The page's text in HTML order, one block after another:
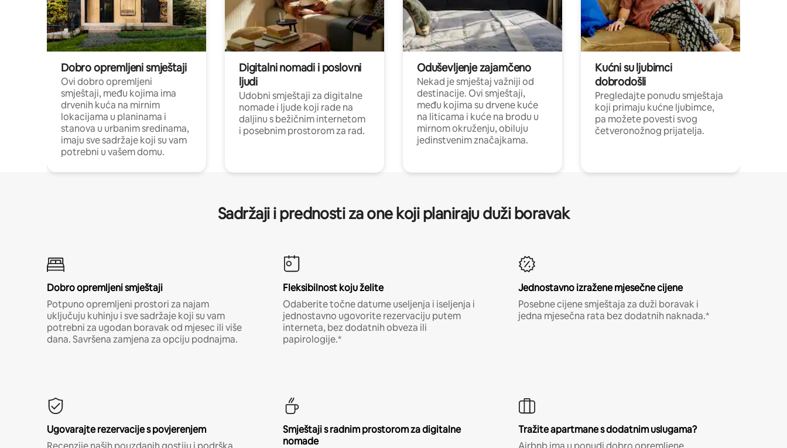
Dobro opremljeni smještaji
Ovi dobro opremljeni
smještaji, među kojima ima
drvenih kuća na mirnim
lokacijama u planinama i
stanova u urbanim sredinama,
imaju sve sadržaje koji su vam
potrebni u vašem domu.
Digitalni nomadi i poslovni
ljudi
Udobni smještaji za digitalne
nomade i ljude koji rade na
daljinu s bežičnim internetom
i posebnim prostorom za rad.
Oduševljenje zajamčeno
Nekad je smještaj važniji od
destinacije. Ovi smještaji,
među kojima su drvene kuće
na liticama i kuće na brodu u
mirnom okruženju, obiluju
jedinstvenim značajkama.
Kućni su ljubimci
dobrodošli
Pregledajte ponudu smještaja
koji primaju kućne ljubimce,
pa možete povesti svog
četveronožnog prijatelja.
Sadržaji i prednosti za one koji planiraju duži boravak
Dobro opremljeni smještaji
Potpuno opremljeni prostori za najam
uključuju kuhinju i sve sadržaje koji su vam
potrebni za ugodan boravak od mjesec ili više
dana. Savršena zamjena za opciju podnajma.
Fleksibilnost koju želite
Odaberite točne datume useljenja i iseljenja i
jednostavno ugovorite rezervaciju putem
interneta, bez dodatnih obveza ili
papirologije.*
Jednostavno izražene mjesečne cijene
Posebne cijene smještaja za duži boravak i
jedna mjesečna rata bez dodatnih naknada.*
Ugovarajte rezervacije s povjerenjem
Smještaji s radnim prostorom za digitalne
nomade
Tražite apartmane s dodatnim uslugama?